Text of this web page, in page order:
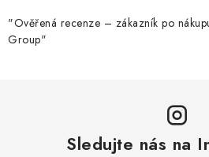
"Ověřená recenze – zákazník po
Group"
Sledujte nás na